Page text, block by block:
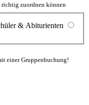
zuordnen können
& Abiturienten
einer Gruppenbuchung!